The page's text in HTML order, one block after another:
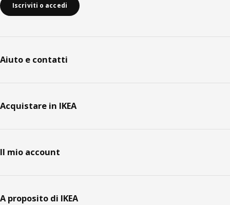
Iscriviti o accedi
Aiuto e contatti
Acquistare in IKEA
Il mio account
A proposito di IKEA